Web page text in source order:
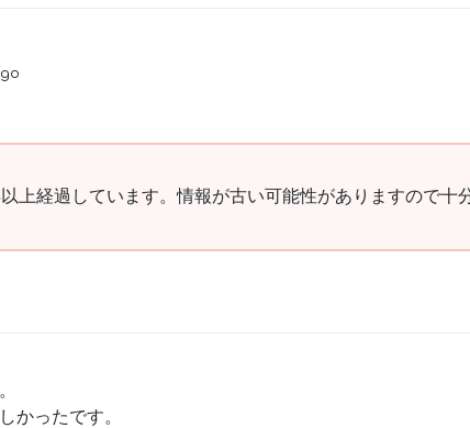
上経過しています。情報が古い可能性がありますので十
かったです。